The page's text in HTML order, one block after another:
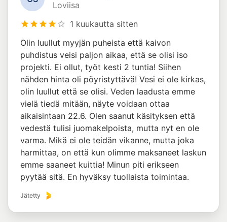
Loviisa
1 kuukautta sitten
Olin luullut myyjän puheista että kaivon
puhdistus veisi paljon aikaa, että se olisi iso
projekti. Ei ollut, työt kesti 2 tuntia! Siihen
nähden hinta oli pöyristyttävä! Vesi ei ole kirkas,
olin luullut että se olisi. Veden laadusta emme
vielä tiedä mitään, näyte voidaan ottaa
aikaisintaan 22.6. Olen saanut käsityksen että
vedestä tulisi juomakelpoista, mutta nyt en ole
varma. Mikä ei ole teidän vikanne, mutta joka
harmittaa, on että kun olimme maksaneet laskun
emme saaneet kuittia! Minun piti erikseen
pyytää sitä. En hyväksy tuollaista toimintaa.
Jätetty